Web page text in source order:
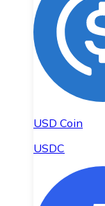
USD Coin
USDC